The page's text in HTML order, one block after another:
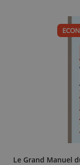
Le Grand Manuel